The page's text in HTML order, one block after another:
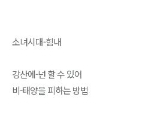
소녀시대-힘내
강산에-넌 할 수 있어
비-태양을 피하는 방법